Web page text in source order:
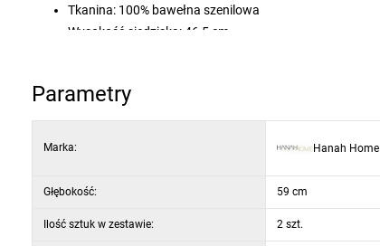
Tkanina: 100% bawełna szenilowa
Wysokość siedziska: 46,5 cm
Kolor: brązowy i złote nogi
Parametry
Marka: Hanah Home
Głębokość: 59 cm
Ilość sztuk w zestawie: 2 szt.